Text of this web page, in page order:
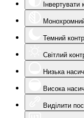
Інвертувати
Темний
Світлий
Низька
Висока
Виділити